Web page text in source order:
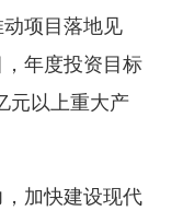
项目落地见
年度投资目标
元以上重大产
加快建设现代